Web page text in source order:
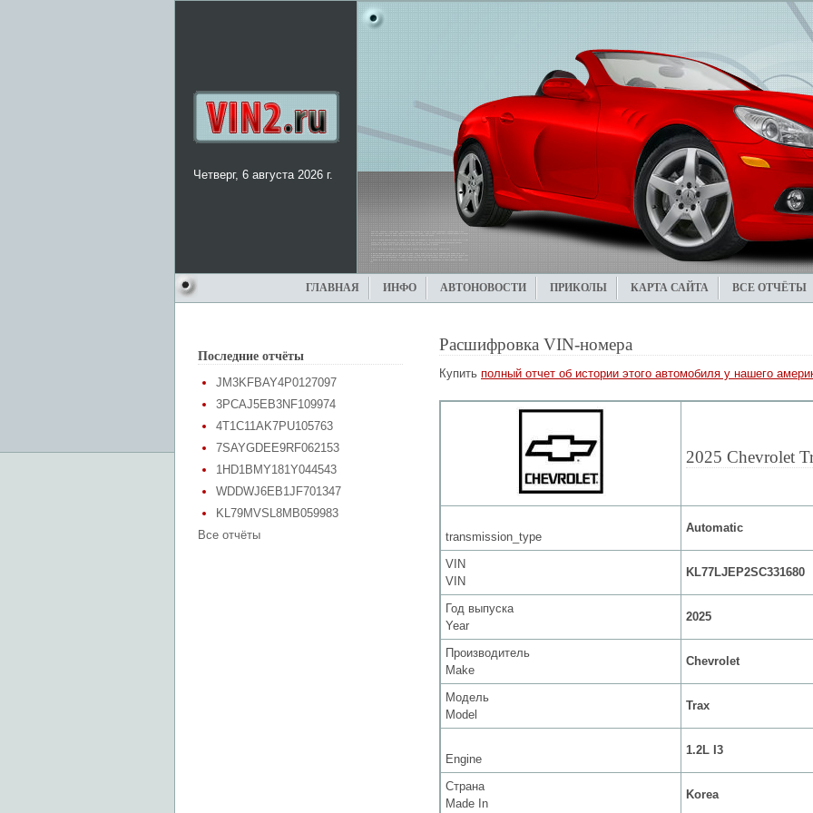
Четверг, 6 августа 2026 г.
ГЛАВНАЯ ИНФО АВТОНОВОСТИ ПРИКОЛЫ КАРТА САЙТА ВСЕ ОТЧЁТЫ
Последние отчёты
JM3KFBAY4P0127097
3PCAJ5EB3NF109974
4T1C11AK7PU105763
7SAYGDEE9RF062153
1HD1BMY181Y044543
WDDWJ6EB1JF701347
KL79MVSL8MB059983
Все отчёты
Расшифровка VIN-номера
Купить полный отчет об истории этого автомобиля у нашего
2025 Chevrolet
transmission_type
Automatic
VIN
VIN
KL77LJEP2SC331680
Год выпуска
Year
2025
Производитель
Make
Chevrolet
Модель
Model
Trax
Engine
1.2L I3
Страна
Made In
Korea